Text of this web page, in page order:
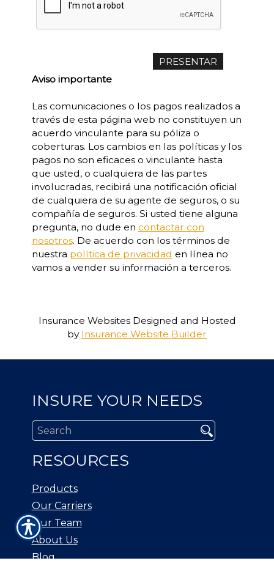
Aviso importante
Las comunicaciones o los pagos realizados a
través de esta página web no constituyen un
acuerdo vinculante para su póliza o
coberturas. Los cambios en las políticas y los
pagos no son eficaces o vinculante hasta
que usted, o cualquiera de las partes
involucradas, recibirá una notificación oficial
de cualquiera de su agente de seguros, o su
compañía de seguros. Si usted tiene alguna
pregunta, no dude en contactar con
nosotros. De acuerdo con los términos de
nuestra política de privacidad en línea no
vamos a vender su información a terceros.
Insurance WebsitesDesigned and Hosted
by Insurance Website Builder
INSURE YOUR NEEDS
RESOURCES
Products
Our Carriers
Our Team
About Us
Blog